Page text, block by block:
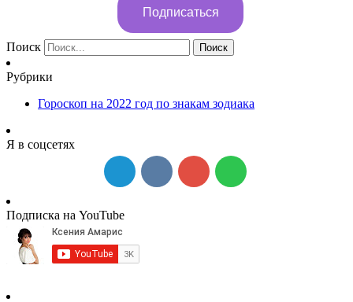
Подписаться
Поиск Поиск
Рубрики
Гороскоп на 2022 год по знакам зодиака
Я в соцсетях
Подписка на YouTube